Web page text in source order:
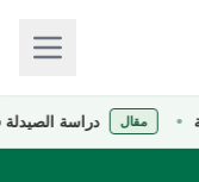
دراسة الصيدلة في